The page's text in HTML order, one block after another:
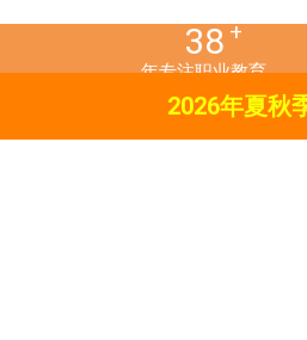
38+
年专注职业教育
2026年夏秋